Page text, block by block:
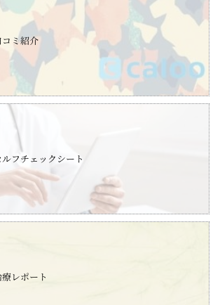
ミ紹介
フチェックシート
レポート